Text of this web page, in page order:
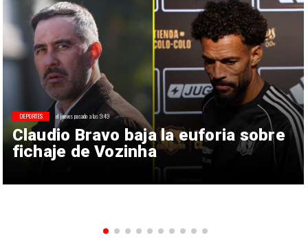
Claudio Bravo baja la euforia sobre
fichaje de Vozinha
DEPORTES el jueves pasado a las 9:49